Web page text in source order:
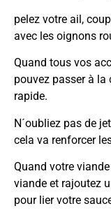
pelez votre ail,
avec les oignons
Quand tous vos
pouvez passer à
rapide.
N´oubliez pas de
cela va renforcer
Quand votre
viande et rajoutez
pour lier votre